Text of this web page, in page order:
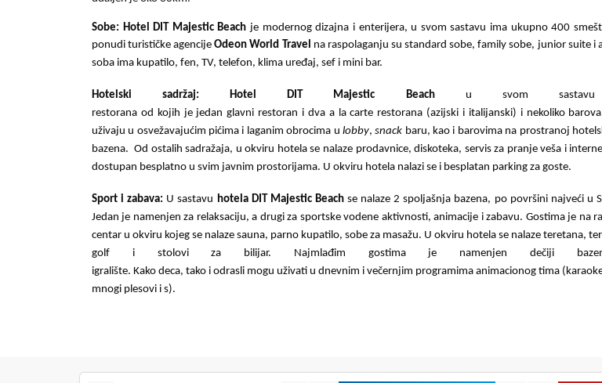
Sobe: Hotel DIT Majestic Beach je modernog dizajna i enterijera, u svom sastavu ima ukupno 400
ponudi turističke agencijeOdeon World Travel na raspolaganju su standard sobe, family sobe, junior suite i
soba ima kupatilo, fen, TV, telefon, klima uređaj, sef i mini bar.
Hotelski sadržaj: Hotel DIT Majestic Beachu svom
restorana od kojih je jedan glavni restoran i dva a la carte restorana (azijski i italijanski) i nekoliko
uživaju u osvežavajućim pićima i laganim obrocima u lobby,snack baru, kao i barovima na prostranoj
bazena. Od ostalih sadražaja, u okviru hotela se nalaze prodavnice, diskoteka, servis za pranje veša i
dostupan besplatno u svim javnim prostorijama. U okviru hotela nalazi se i besplatan parking za goste.
Sport i zabava: U sastavu hotela DIT Majestic Beachse nalaze 2 spoljašnja bazena, po površini najveći u
Jedan je namenjen za relaksaciju, a drugi za sportske vodene aktivnosti, animacije i zabavu. Gostima je na
centar u okviru kojeg se nalaze sauna, parno kupatilo, sobe za masažu. U okviru hotela se nalaze teretana,
golf i stolovi za bilijar. Najmlađim gostima je namenjen dečiji
igralište. Kako deca, tako i odrasli mogu uživati u dnevnim i večernjim programima animacionog tima
mnogi plesovi i s).